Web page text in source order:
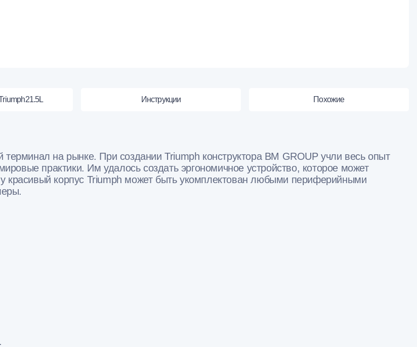
Инструкции Похожие
на рынке. При создании Triumph конструктора BM GROUP учли весь опыт
практики. Им удалось создать эргономичное устройство, которое может
красивый корпус Triumph может быть укомплектован любыми периферийными